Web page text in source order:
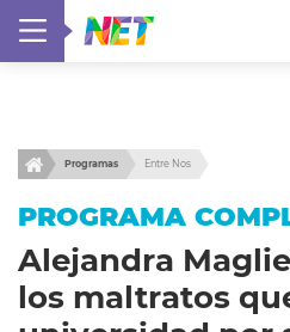
Programas Entre Nos
PROGRAMA
Alejandra
los maltratos